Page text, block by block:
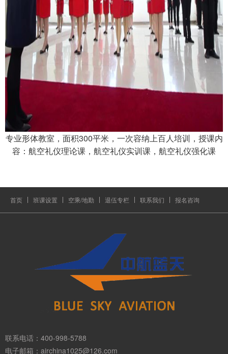
专业形体教室，面积300平米，一次容纳上百人培训，授课内
容：航空礼仪理论课，航空礼仪实训课，航空礼仪强化课
首页 班课设置 空乘/地勤 退伍专栏 联系我们 报名咨询
联系电话：400-998-5788
电子邮箱：airchina1025@126.com